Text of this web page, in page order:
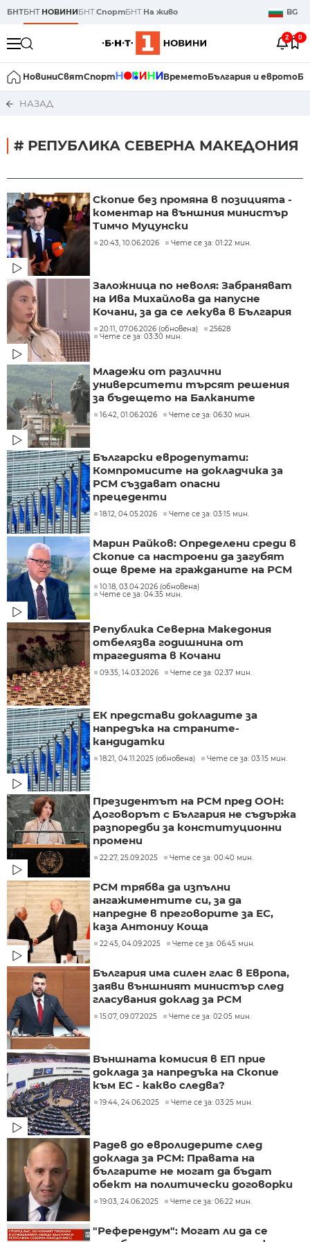
БНТБНТ НОВИНИБНТСпортБНТ На живо BG
2 0
НовиниСвятСпорт ВреметоБългария и еврото
НАЗАД
# РЕПУБЛИКА СЕВЕРНА МАКЕДОНИЯ
Скопие без промяна в позицията -
коментар на външния министър
Тимчо Муцунски
20:43, 10.06.2026 Чете се за: 01:22 мин.
Заложница по неволя: Забраняват
на Ива Михайлова да напусне
Кочани, за да се лекува в България
20:11, 07.06.2026 (обновена)
25628
Чете се за: 03:30 мин.
Младежи от различни
университети търсят решения
за бъдещето на Балканите
16:42, 01.06.2026 Чете се за: 06:30 мин.
Български евродепутати:
Компромисите на докладчика за
РСМ създават опасни
прецеденти
18:12, 04.05.2026 Чете се за: 03:15 мин.
Марин Райков: Определени среди в
Скопие са настроени да загубят
още време на гражданите на РСМ
10:18, 03.04.2026 (обновена)
Чете се за: 04:35 мин.
Република Северна Македония
отбелязва годишнина от
трагедията в Кочани
09:35, 14.03.2026 Чете се за: 02:37 мин.
ЕК представи докладите за
напредъка на страните-
кандидатки
18:21, 04.11.2025 (обновена) Чете се за: 03:15 мин.
Президентът на РСМ пред ООН:
Договорът с България не съдържа
разпоредби за конституционни
промени
22:27, 25.09.2025 Чете се за: 00:40 мин.
РСМ трябва да изпълни
ангажиментите си, за да
напредне в преговорите за ЕС,
каза Антониу Коща
22:45, 04.09.2025 Чете се за: 06:45 мин.
България има силен глас в Европа,
заяви външният министър след
гласувания доклад за РСМ
15:07, 09.07.2025 Чете се за: 02:05 мин.
Външната комисия в ЕП прие
доклада за напредъка на Скопие
към ЕС - какво следва?
19:44, 24.06.2025 Чете се за: 03:25 мин.
Радев до евролидерите след
доклада за РСМ: Правата на
българите не могат да бъдат
обект на политически договорки
19:03, 24.06.2025 Чете се за: 06:22 мин.
"Референдум": Могат ли да се